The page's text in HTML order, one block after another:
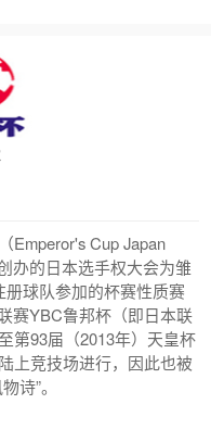
Emperor's Cup Japan
办的日本选手权大会为雏
球队参加的杯赛性质赛
赛YBC鲁邦杯（即日本联
第93届（2013年）天皇杯
上竞技场进行，因此也被
诗”。